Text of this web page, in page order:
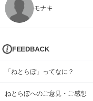
モナキ
FEEDBACK
「ねとらぼ」ってなに？
ねとらぼへのご意見・ご感想